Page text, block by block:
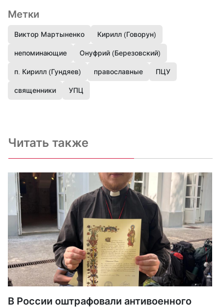
Метки
Виктор Мартыненко Кирилл (Говорун)
непоминающие Онуфрий (Березовский)
п. Кирилл (Гундяев) православные ПЦУ
священники УПЦ
Читать также
В России оштрафовали антивоенного